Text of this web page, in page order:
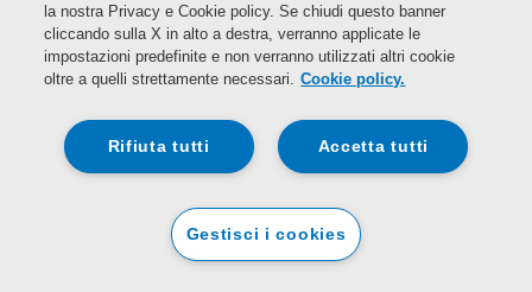
informazioni: diritto a ricevere
informazioni sui dati personali
che abbiamo archiviato su di
Lei e su come li trattiamo e
copia degli stessi.
Portabilità dei dati: diritto a
personali fornitici, copia che
consegneremo a Lei o a terzi,
se così da Lei richiesto, in un
la nostra Privacy e Cookie policy. Se chiudi questo banner
cliccando sulla X in alto a destra, verranno applicate le
impostazioni predefinite e non verranno utilizzati altri cookie
oltre a quelli strettamente necessari. Cookie policy.
Accetta tutti
Rifiuta tutti
Gestisci i cookies